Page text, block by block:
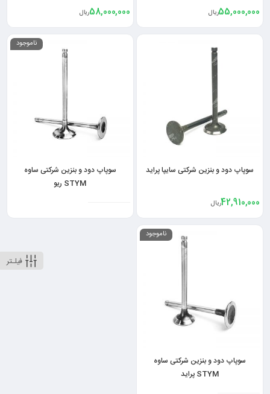
فیلـتر
55,000,000ریال 58,000,000ریال
سوپاپ دود و بنزین شرکتی سایپا پراید
42,910,000ریال
ناموجود
سوپاپ دود و بنزین شرکتی ساوه
STYM ریو
ناموجود
سوپاپ دود و بنزین شرکتی ساوه
STYM پراید